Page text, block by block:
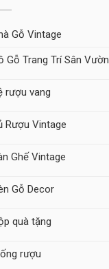
Gỗ Vintage
Gỗ Trang Trí Sân Vườn
rượu vang
Rượu Vintage
Ghế Vintage
Gỗ Decor
quà tặng
rượu